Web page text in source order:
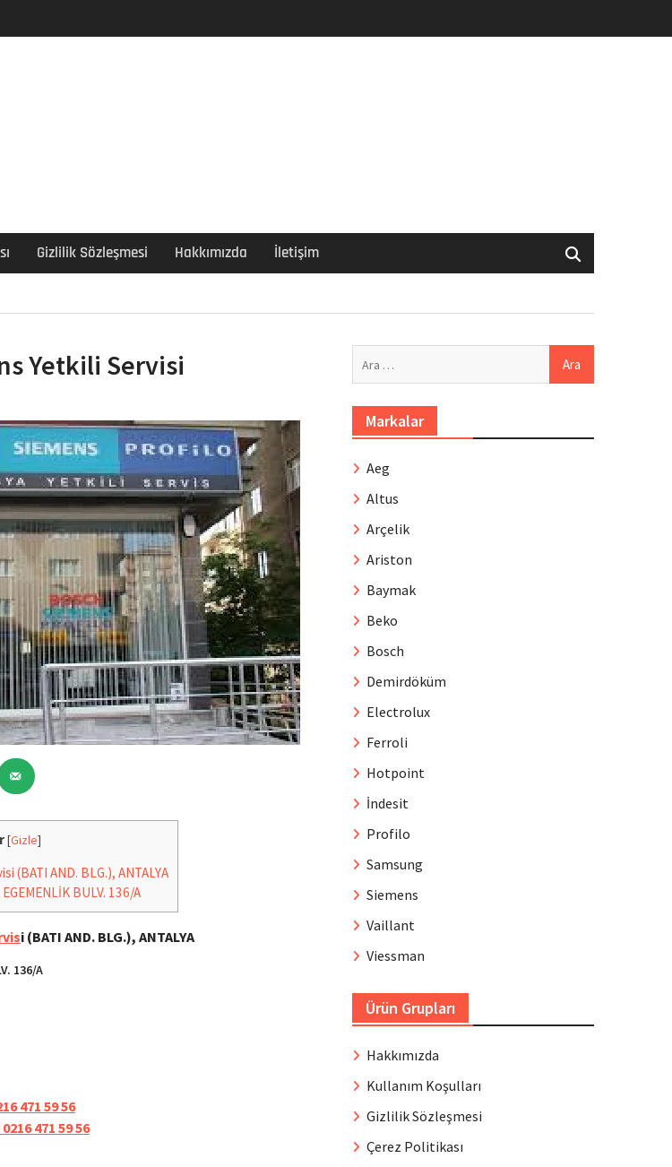
Gizlilik Sözleşmesi Hakkımızda İletişim
Yetkili Servisi
[Gizle]
(BATI AND. BLG.), ANTALYA
BULV. 136/A
i (BATI AND. BLG.), ANTALYA
136/A
471 59 56
471 59 56
Markalar
Aeg
Altus
Arçelik
Ariston
Baymak
Beko
Bosch
Demirdöküm
Electrolux
Ferroli
Hotpoint
İndesit
Profilo
Samsung
Siemens
Vaillant
Viessman
Ürün Grupları
Hakkımızda
Kullanım Koşulları
Gizlilik Sözleşmesi
Çerez Politikası